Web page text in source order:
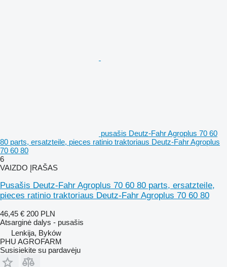
pusašis Deutz-Fahr Agroplus 70 60
80 parts, ersatzteile, pieces ratinio traktoriaus Deutz-Fahr Agroplus
70 60 80
6
VAIZDO ĮRAŠAS
Pusašis Deutz-Fahr Agroplus 70 60 80 parts, ersatzteile,
pieces ratinio traktoriaus Deutz-Fahr Agroplus 70 60 80
46,45 € 200 PLN
Atsarginė dalys - pusašis
Lenkija, Byków
PHU AGROFARM
Susisiekite su pardavėju